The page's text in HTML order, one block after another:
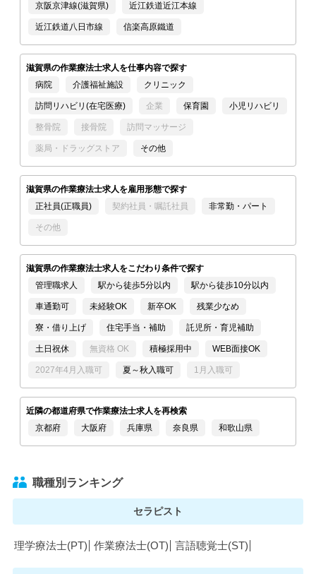
京阪京津線(滋賀県) 近江鉄道近江本線
近江鉄道八日市線 信楽高原鐵道
滋賀県の作業療法士求人を仕事内容で探す
病院
介護福祉施設 クリニック
訪問リハビリ(在宅医療) 企業 保育園 小児リハビリ
整骨院 接骨院 訪問マッサージ
薬局・ドラッグストア その他
滋賀県の作業療法士求人を雇用形態で探す
正社員(正職員)
契約社員・嘱託社員 非常勤・パート
その他
滋賀県の作業療法士求人をこだわり条件で探す
管理職求人
駅から徒歩5分以内 駅から徒歩10分以内
車通勤可 未経験OK 新卒OK 残業少なめ
寮・借り上げ 住宅手当・補助 託児所・育児補助
土日祝休 無資格 OK 積極採用中 WEB面接OK
2027年4月入職可 夏～秋入職可 1月入職可
近隣の都道府県で作業療法士求人を再検索
京都府
大阪府 兵庫県 奈良県 和歌山県
職種別ランキング
セラピスト
理学療法士(PT) 作業療法士(OT) 言語聴覚士(ST)